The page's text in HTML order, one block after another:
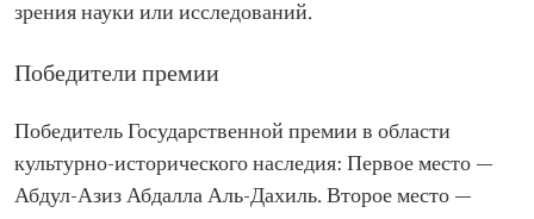
зрения науки или исследований.
Победители премии
Победитель Государственной премии в области
культурно-исторического наследия: Первое место —
Абдул-Азиз Абдалла Аль-Дахиль. Второе место —